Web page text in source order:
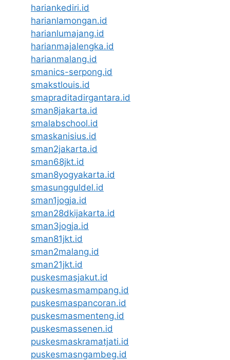
hariankediri.id
harianlamongan.id
harianlumajang.id
harianmajalengka.id
harianmalang.id
smanics-serpong.id
smakstlouis.id
smapraditadirgantara.id
sman8jakarta.id
smalabschool.id
smaskanisius.id
sman2jakarta.id
sman68jkt.id
sman8yogyakarta.id
smasungguldel.id
sman1jogja.id
sman28dkijakarta.id
sman3jogja.id
sman81jkt.id
sman2malang.id
sman21jkt.id
puskesmasjakut.id
puskesmasmampang.id
puskesmaspancoran.id
puskesmasmenteng.id
puskesmassenen.id
puskesmaskramatjati.id
puskesmasngambeg.id